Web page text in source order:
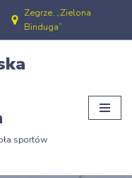
Zegrze, „Zielona
Binduga”
sportów